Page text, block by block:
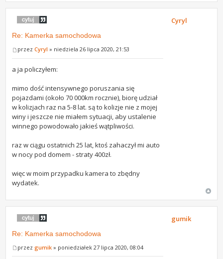
Re: Kamerka samochodowa
przezCyryl » niedziela 26 lipca 2020, 21:53
a ja policzyłem:
mimo dość intensywnego poruszania się
pojazdami (około 70 000km rocznie), biorę udział
w kolizjach raz na 5-8 lat. są to kolizje nie z mojej
winy i jeszcze nie miałem sytuacji, aby ustalenie
winnego powodowało jakieś wątpliwości.
raz w ciągu ostatnich 25 lat, ktoś zahaczył mi auto
w nocy pod domem - straty 400zł.
więc w moim przypadku kamera to zbędny
wydatek.
Cyryl
Re: Kamerka samochodowa
przezgumik » poniedziałek 27 lipca 2020, 08:04
gumik